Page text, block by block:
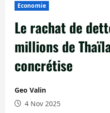
Economie
Le rachat de
millions de
concrétise
Geo Valin
4 Nov 2025